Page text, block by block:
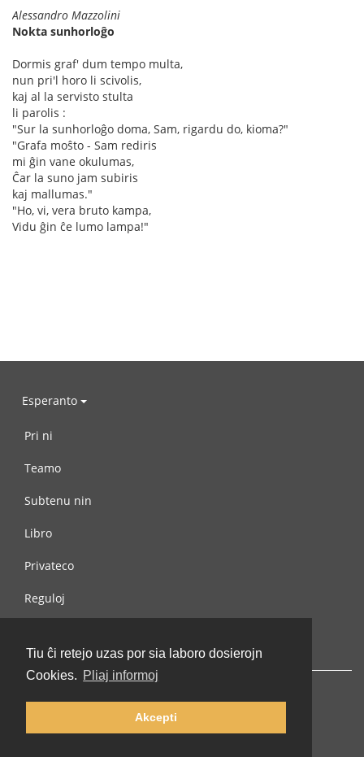
Tiu ĉi retejo uzas por sia laboro dosierojn
Cookies. Pliaj informoj
Akcepti
Alessandro Mazzolini
Nokta sunhorloĝo
Dormis graf' dum tempo multa,
nun pri'l horo li scivolis,
kaj al la servisto stulta
li parolis :
"Sur la sunhorloĝo doma, Sam, rigardu do, kioma?"
"Grafa moŝto - Sam rediris
mi ĝin vane okulumas,
Ĉar la suno jam subiris
kaj mallumas."
"Ho, vi, vera bruto kampa,
Vidu ĝin ĉe lumo lampa!"
Esperanto
Pri ni
Teamo
Subtenu nin
Libro
Privateco
Reguloj
© 2002-2026 lernu.net |Impressum